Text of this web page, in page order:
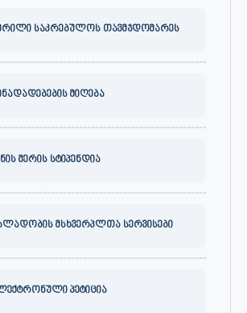
საკრებულოს თავმჯდომარეს
მიღება
მერის სტიპენდია
მსხვერპლთა სერვისები
პეტიცია